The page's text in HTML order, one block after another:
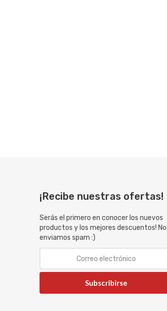
¡Recibe nuestras ofertas!
Serás el primero en conocer los nuevos
productos y los mejores descuentos! No
enviamos spam :)
Subscribirse